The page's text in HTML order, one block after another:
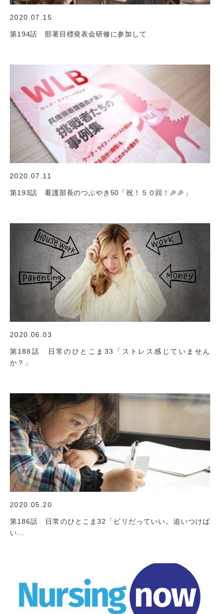
2020.07.15
第194話 部署目標発表会研修に参加して
2020.07.11
第193話 看護部長のつぶやき50「祝！５０回！🎉🎉」
2020.06.03
第188話 日常のひとこま33「ストレス感じていません
か？」
2020.05.20
第186話 日常のひとこま32「ビリだっていい。追いつけば
い...